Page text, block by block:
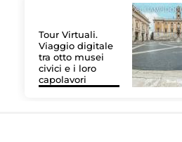
Tour Virtuali.
Viaggio digitale
tra otto musei
civici e i loro
capolavori